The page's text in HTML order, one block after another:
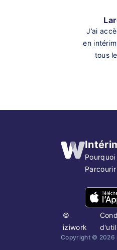
J’ai
en
tous
©
iziwork
Copyright © 2026